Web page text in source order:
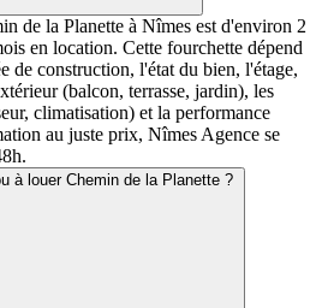
de la Planette à Nîmes est d'environ 2
en location. Cette fourchette dépend
de construction, l'état du bien, l'étage,
(balcon, terrasse, jardin), les
climatisation) et la performance
au juste prix, Nîmes Agence se
à louer Chemin de la Planette ?